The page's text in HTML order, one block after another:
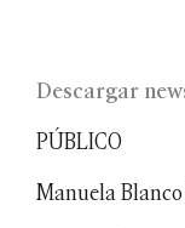
Descargar
PÚBLICO
Manuela